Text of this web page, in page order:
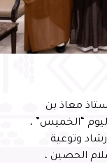
معاذ بن
“الخميس” ،
وتوعية
الحصين ،